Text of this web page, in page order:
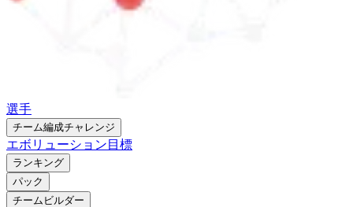
選手
チーム編成チャレンジ
エボリューション 目標
ランキング
パック
チームビルダー